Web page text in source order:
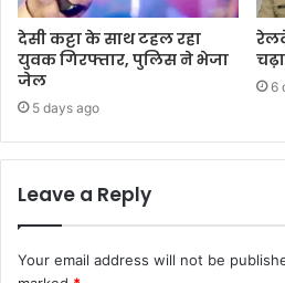
देसी कट्टा के साथ टहल रहा
युवक गिरफ्तार, पुलिस ने भेजा
जेल
5 days ago
6
Leave a Reply
Your email address will not be